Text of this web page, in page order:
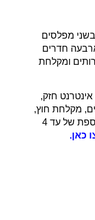
לאירוח של עד 14 אורחים. הוילה בנויה בשני מפלסים
המתאימה ל־4 אנשים. במפלס התחתון ארבעה חדרים
ומקלחת
חזק,
המתאים ל־6 אורחים, מקלחת חוץ,
, שתי חניות פרטיות, אפשרות לתוספת של עד 4
כאן.